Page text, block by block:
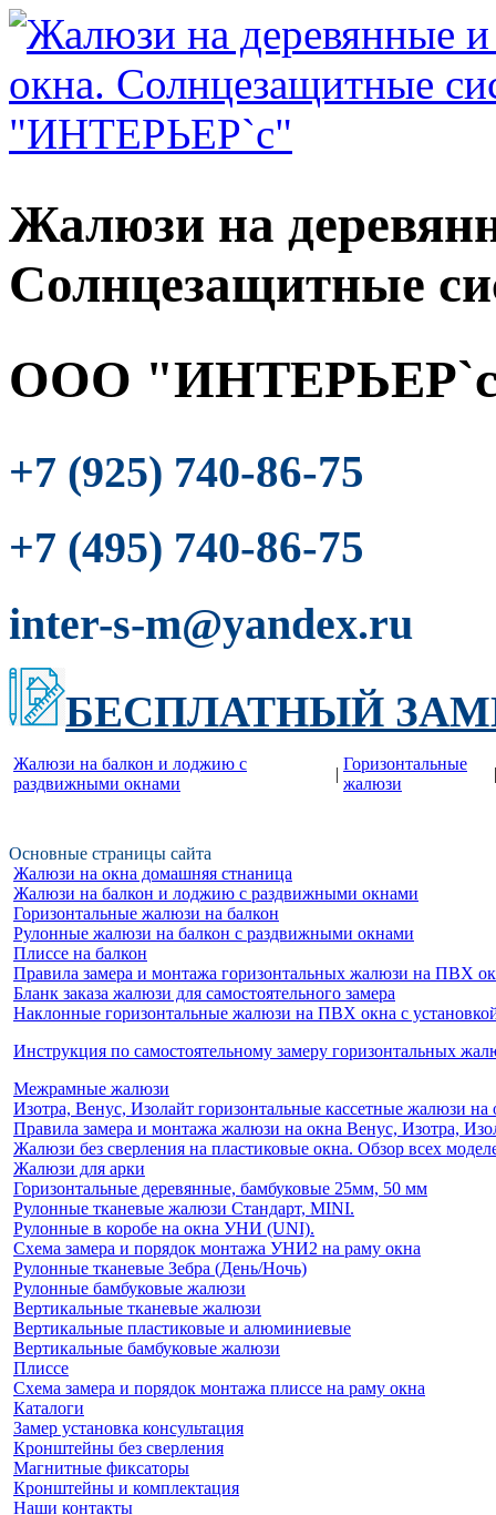
Жалюзи на
Солнцезащитные
ООО
+7 (925) 740-86-75
+7 (495) 740-86-75
inter-s-m@yandex.ru
БЕСПЛАТНЫЙ
Жалюзи на балкон и лоджию c
раздвижными окнами
|
Горизонтальные
жалюзи
|
Основные страницы сайта
Жалюзи на окна домашняя стнаница
Жалюзи на балкон и лоджию c раздвижными окнами
Горизонтальные жалюзи на балкон
Рулонные жалюзи на балкон с раздвижными окнами
Плиссе на балкон
Правила замера и монтажа горизонтальных жалюзи на ПВХ
Бланк заказа жалюзи для самостоятельного замера
Наклонные горизонтальные жалюзи на ПВХ окна с
Инструкция по самостоятельному замеру горизонтальных
Межрамные жалюзи
Изотра, Венус, Изолайт горизонтальные кассетные жалюзи на
Правила замера и монтажа жалюзи на окна Венус, Изотра,
Жалюзи без сверления на пластиковые окна. Обзор всех
Жалюзи для арки
Горизонтальные деревянные, бамбуковые 25мм, 50 мм
Рулонные тканевые жалюзи Стандарт, MINI.
Рулонные в коробе на окна УНИ (UNI).
Схема замера и порядок монтажа УНИ2 на раму окна
Рулонные тканевые Зебра (День/Ночь)
Рулонные бамбуковые жалюзи
Вертикальные тканевые жалюзи
Вертикальные пластиковые и алюминиевые
Вертикальные бамбуковые жалюзи
Плиссе
Схема замера и порядок монтажа плиссе на раму окна
Каталоги
Замер установка консультация
Кронштейны без сверления
Магнитные фиксаторы
Кронштейны и комплектация
Наши контакты